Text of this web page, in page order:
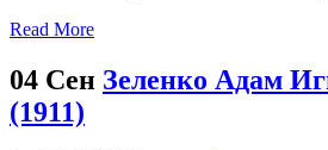
Read More
04 Сен Зеленко Адам
(1911)